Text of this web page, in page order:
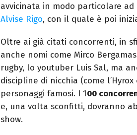
avvicinata in modo particolare
Alvise Rigo, con il quale è poi
Oltre ai già citati concorrenti, in
anche nomi come Mirco
rugby, lo youtuber Luis Sal, ma
discipline di nicchia (come
personaggi famosi. I 100
e, una volta sconfitti, dovranno
show.